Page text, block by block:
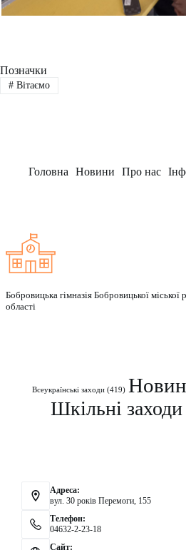
Позначки
#Вітаємо
Головна Новини Про нас
Бобровицька гімназія Бобровицької міської
області
Всеукраїнські заходи(419)
Шкільні заходи
Адреса:
вул. 30 років Перемоги, 155
Телефон:
04632-2-23-18
Сайт: